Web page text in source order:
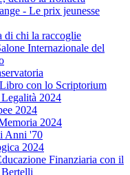
- Le prix jeunesse
di chi la raccoglie
Internazionale del
con lo Scriptorium
2024
2024
2024
Anni '70
2024
Finanziaria con il